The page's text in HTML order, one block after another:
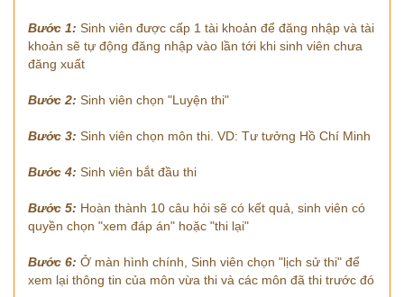
Bước 1: Sinh viên được cấp 1 tài khoản để đăng nhập và tài
khoản sẽ tự động đăng nhập vào lần tới khi sinh viên chưa
đăng xuất
Bước 2: Sinh viên chọn "Luyện thi"
Bước 3: Sinh viên chọn môn thi. VD: Tư tưởng Hồ Chí Minh
Bước 4: Sinh viên bắt đầu thi
Bước 5: Hoàn thành 10 câu hỏi sẽ có kết quả, sinh viên có
quyền chọn "xem đáp án" hoặc "thi lại"
Bước 6: Ở màn hình chính, Sinh viên chọn "lịch sử thi" để
xem lại thông tin của môn vừa thi và các môn đã thi trước đó